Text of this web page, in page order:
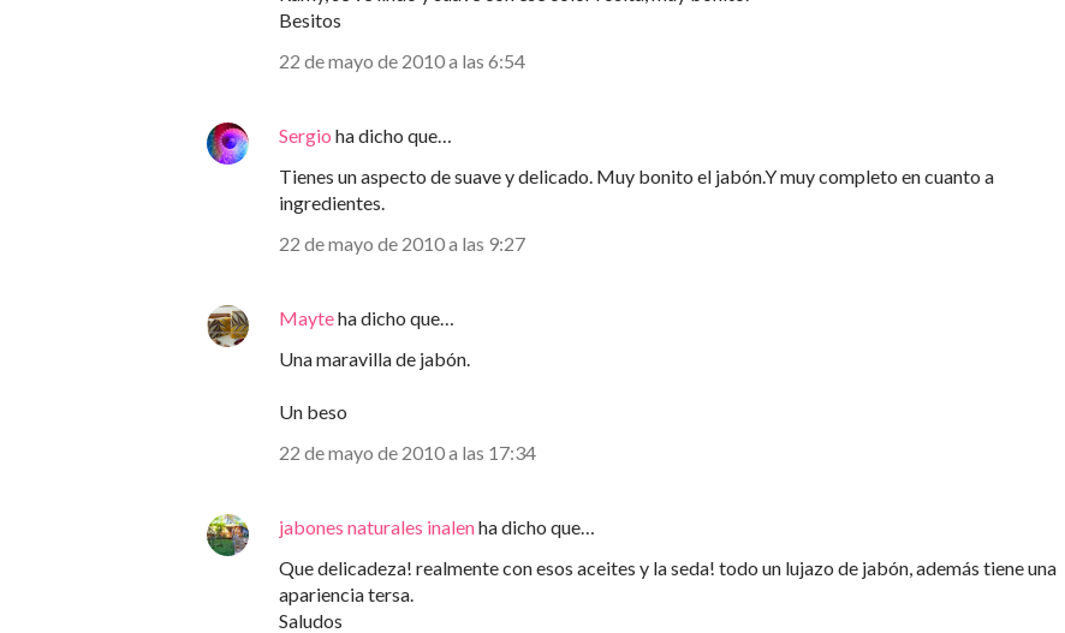
Besitos
22 de mayo de 2010 a las 6:54
Sergio ha dicho que…
Tienes un aspecto de suave y delicado. Muy bonito el jabón.Y muy completo en cuanto a
ingredientes.
22 de mayo de 2010 a las 9:27
Mayteha dicho que…
Una maravilla de jabón.
Un beso
22 de mayo de 2010 a las 17:34
jabones naturales inalenha dicho que…
Que delicadeza! realmente con esos aceites y la seda! todo un lujazo de jabón, además tiene una
apariencia tersa.
Saludos